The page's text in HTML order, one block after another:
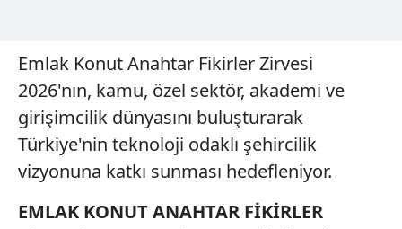
Emlak Konut Anahtar Fikirler Zirvesi
2026'nın, kamu, özel sektör, akademi ve
girişimcilik dünyasını buluşturarak
Türkiye'nin teknoloji odaklı şehircilik
vizyonuna katkı sunması hedefleniyor.
EMLAK KONUT ANAHTAR FİKİRLER